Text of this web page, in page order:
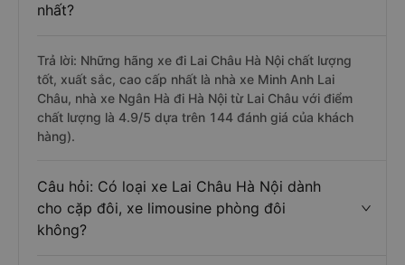
nhất?
Trả lời: Những hãng xe đi Lai Châu Hà Nội chất lượng
tốt, xuất sắc, cao cấp nhất là nhà xe Minh Anh Lai
Châu, nhà xe Ngân Hà đi Hà Nội từ Lai Châu với điểm
chất lượng là 4.9/5 dựa trên 144 đánh giá của khách
hàng).
Câu hỏi: Có loại xe Lai Châu Hà Nội dành
cho cặp đôi, xe limousine phòng đôi
không?